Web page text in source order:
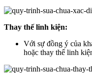
Thay thế linh kiện:
Với sự đồng ý của
hoặc thay thế linh